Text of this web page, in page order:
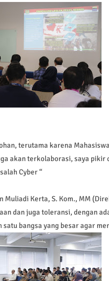
terutama karena
akan terkolaborasi, saya pikir
Cyber “
Kerta, S. Kom., MM
dan juga toleransi, dengan
bangsa yang besar agar